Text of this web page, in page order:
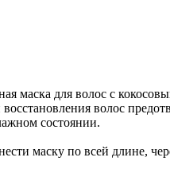
маска для волос с
волос
состоянии.
маску по всей длине,